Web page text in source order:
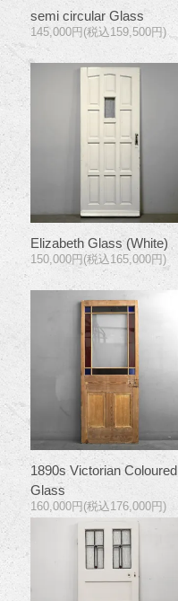
semi circular Glass
145,000円(税込159,500円)
Elizabeth Glass (White)
150,000円(税込165,000円)
1890s Victorian Coloured
Glass
160,000円(税込176,000円)